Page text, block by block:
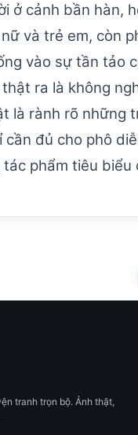
ở cảnh bần hàn,
và trẻ em, còn
vào sự tần tảo
ra là không
là rành rõ những
cần đủ cho phô
phẩm tiêu biểu
tranh trọn bộ. Ảnh thật,